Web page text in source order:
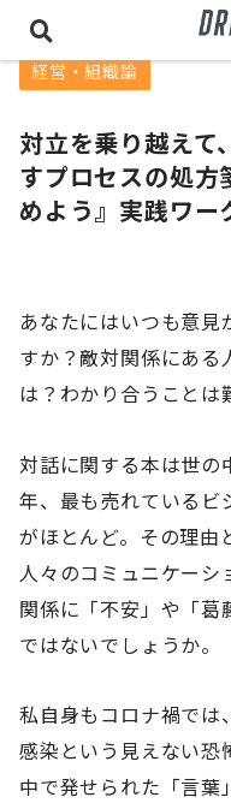
経営・組織論
対立を乗り越えて
すプロセスの処方
めよう』実践ワー
あなたにはいつも意見
すか？敵対関係にあ
は？わかり合うことは
対話に関する本は世の
年、最も売れているビ
がほとんど。その理由
人々のコミュニケーシ
関係に「不安」や「葛
ではないでしょうか。
私自身もコロナ禍では
感染という見えない恐
中で発せられた「言